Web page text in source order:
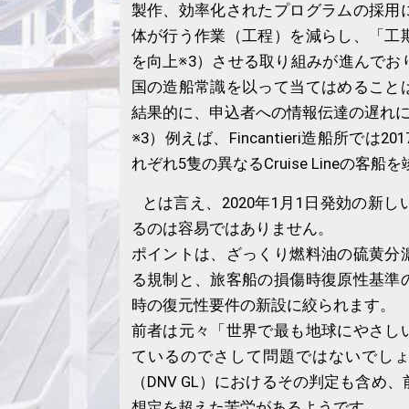
製作、効率化されたプログラムの採用
体が行う作業（工程）を減らし、「工
を向上※3）させる取り組みが進んで
国の造船常識を以って当てはめること
結果的に、申込者への情報伝達の遅れ
※3）例えば、Fincantieri造船所では
れぞれ5隻の異なるCruise Lineの客船
とは言え、2020年1月1日発効の新し
るのは容易ではありません。
ポイントは、ざっくり燃料油の硫黄分
る規制と、旅客船の損傷時復原性基準
時の復元性要件の新設に絞られます。
前者は元々「世界で最も地球にやさし
ているのでさして問題ではないでし
（DNV GL）におけるその判定も含め